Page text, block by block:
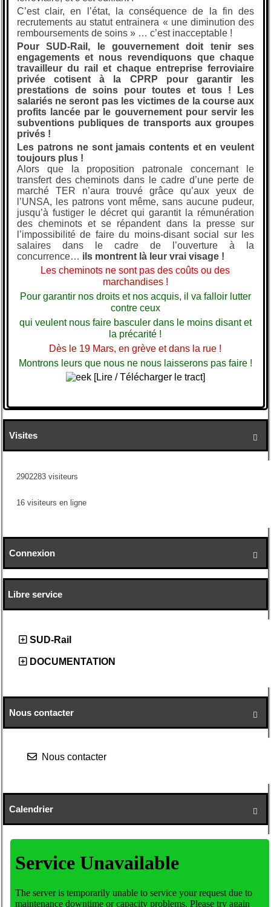

Visites
2902283 visiteurs
16 visiteurs en ligne

Connexion
Libre service
SUD-Rail
DOCUMENTATION

Nous contacter
Nous contacter

Calendrier
C’est clair, en l’état, la conséquence de la fin des
recrutements au statut entrainera « une diminution des
remboursements de soins » … c’est inacceptable !
Pour SUD-Rail, le gouvernement doit tenir ses
engagements et nous revendiquons que chaque
travailleur du rail et chaque entreprise ferroviaire
privée cotisent à la CPRP pour garantir les
prestations de soins pour toutes et tous ! Les
salariés ne seront pas les victimes de la course aux
profits lancée par le gouvernement pour servir les
subventions publiques de transports aux groupes
privés !
Les patrons ne sont jamais contents et en veulent
toujours plus !
Alors que la proposition patronale concernant le
transfert des cheminots dans le cadre d’une perte de
marché TER n’aura trouvé grâce qu’aux yeux de
l’UNSA, les patrons vont même, sans aucune pudeur,
jusqu’à fustiger le décret qui garantit la rémunération
des cheminots et se répandent dans la presse sur
l’impossibilité de faire du moins-disant social sur les
salaires dans le cadre de l’ouverture à la
concurrence… ils montrent là leur vrai visage !
Les cheminots ne sont pas des coûts ou des
marchandises !
Pour garantir nos droits et nos acquis, il va falloir lutter
contre ceux
qui veulent nous faire basculer dans le moins disant et
la précarité !
Dès le 19 Mars, en grève et dans la rue !
Montrons leurs que nous ne nous laisserons pas faire !
[Lire / Télécharger le tract]